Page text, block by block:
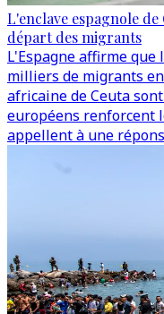
L'enclave espagnole
départ des migrants
L'Espagne affirme
milliers de migrants
africaine de Ceuta
européens renforcent
appellent à une